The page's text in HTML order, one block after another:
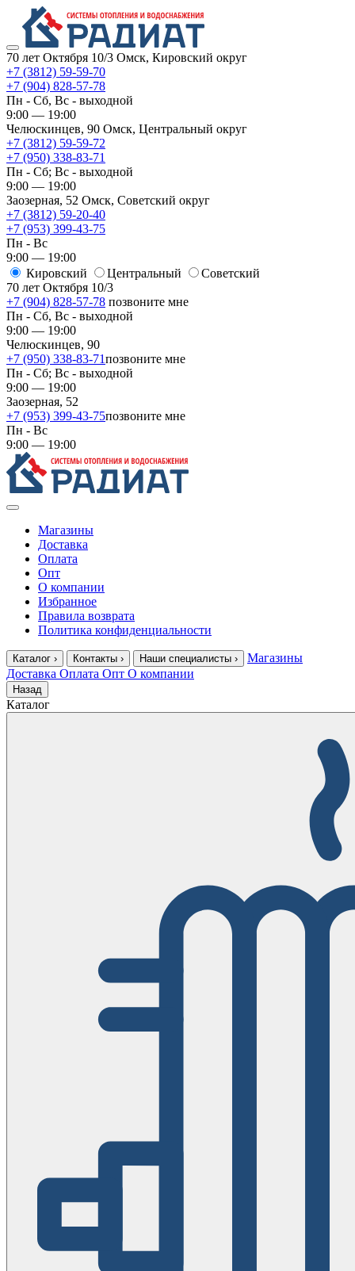
70 лет Октября 10/3 Омск, Кировский округ
+7 (3812) 59-59-70
+7 (904) 828-57-78
Пн - Сб, Вс - выходной
9:00 — 19:00
Челюскинцев, 90 Омск, ​Центральный округ
+7 (3812) 59-59-72
+7 (950) 338-83-71
Пн - Сб; Вс - выходной
9:00 — 19:00
Заозерная, 52 Омск, ​Советский округ
+7 (3812) 59-20-40
+7 (953) 399-43-75
Пн - Вс
9:00 — 19:00
Кировский
​Центральный
​Советский
70 лет Октября 10/3
+7 (904) 828-57-78 позвоните мне
Пн - Сб, Вс - выходной
9:00 — 19:00
Челюскинцев, 90
+7 (950) 338-83-71позвоните мне
Пн - Сб; Вс - выходной
9:00 — 19:00
Заозерная, 52
+7 (953) 399-43-75позвоните мне
Пн - Вс
9:00 — 19:00
Магазины
Доставка
Оплата
Опт
О компании
Избранное
Правила возврата
Политика конфиденциальности
Каталог › Контакты › Наши специалисты ›
Магазины
Доставка Оплата Опт О компании
Назад
Каталог